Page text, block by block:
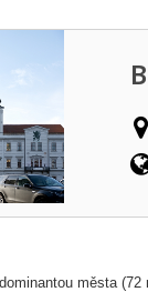
města